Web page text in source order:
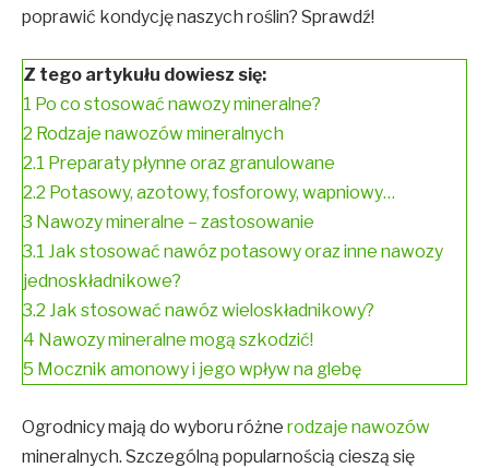
poprawić kondycję naszych roślin? Sprawdź!
Z tego artykułu dowiesz się:
1 Po co stosować nawozy mineralne?
2 Rodzaje nawozów mineralnych
2.1 Preparaty płynne oraz granulowane
2.2 Potasowy, azotowy, fosforowy, wapniowy…
3 Nawozy mineralne – zastosowanie
3.1 Jak stosować nawóz potasowy oraz inne nawozy
jednoskładnikowe?
3.2 Jak stosować nawóz wieloskładnikowy?
4 Nawozy mineralne mogą szkodzić!
5 Mocznik amonowy i jego wpływ na glebę
Ogrodnicy mają do wyboru różne rodzaje nawozów
mineralnych. Szczególną popularnością cieszą się